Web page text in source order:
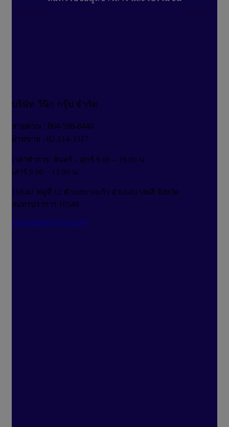
บริษัท วีนิก กรุ๊ป จำกัด
สายด่วน : 064-598-8440
ฝ่ายขาย : 02-114-3317
เวลาทำการ: จันทร์ – ศุกร์ 9.00 – 18.00 น.
เสาร์ 9.00 – 13.00 น.
168/42 หมู่ที่ 12 ตำบลบางแก้ว อำเภอบางพลี จังหวัด
สมุทรปราการ 10540
vnixonestop@vnixgp.com